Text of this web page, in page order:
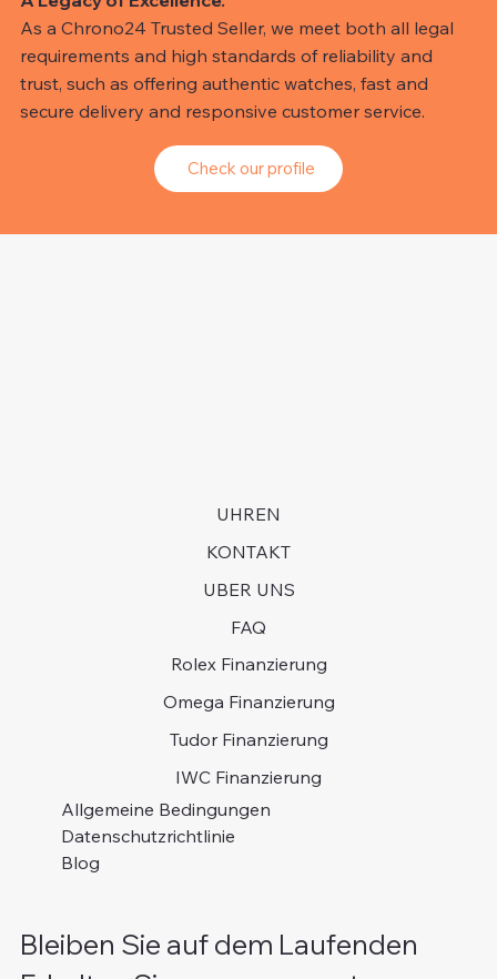
As a Chrono24 Trusted Seller, we meet both all legal
requirements and high standards of reliability and
trust, such as offering authentic watches, fast and
secure delivery and responsive customer service.
Check our profile
UHREN
KONTAKT
UBER UNS
FAQ
Rolex Finanzierung
Omega Finanzierung
Tudor Finanzierung
IWC Finanzierung
Allgemeine Bedingungen
Datenschutzrichtlinie
Blog
Bleiben Sie auf dem Laufenden